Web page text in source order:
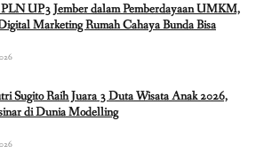
UP3 Jember dalam Pemberdayaan UMKM,
Marketing Rumah Cahaya Bunda Bisa
Sugito Raih Juara 3 Duta Wisata Anak 2026,
di Dunia Modelling